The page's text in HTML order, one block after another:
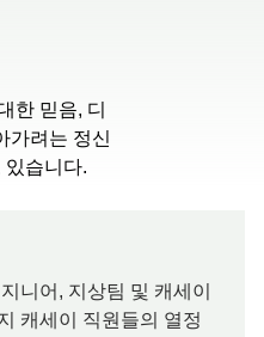
한 믿음, 디
가려는 정신
있습니다.
니어, 지상팀 및 캐세이
캐세이 직원들의 열정